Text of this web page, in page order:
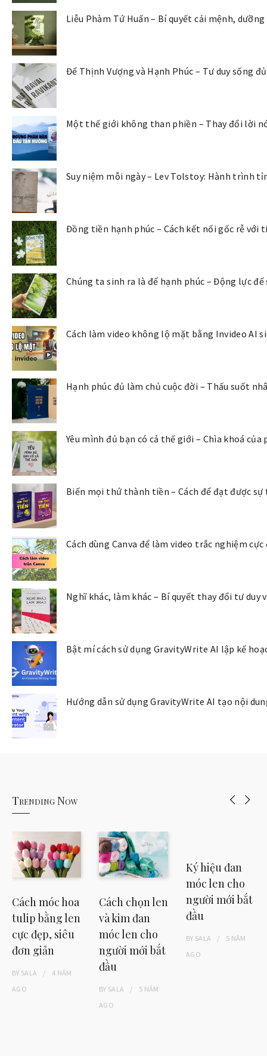
Liễu Phàm Tứ Huấn – Bí quyết cải mệnh,
Để Thịnh Vượng và Hạnh Phúc – Tư duy sống
Một thế giới không than phiền – Thay đổi lời
Suy niệm mỗi ngày – Lev Tolstoy: Hành trình
Đồng tiền hạnh phúc – Cách kết nối gốc rễ với
Chúng ta sinh ra là để hạnh phúc – Động lực
Cách làm video không lộ mặt bằng Invideo AI
Hạnh phúc đủ làm chủ cuộc đời – Thấu suốt
Yêu mình đủ bạn có cả thế giới – Chìa khoá
Biến mọi thứ thành tiền – Cách để đạt được
Cách dùng Canva để làm video trắc nghiệm
Nghĩ khác, làm khác – Bí quyết thay đổi tư duy
Bật mí cách sử dụng GravityWrite AI lập kế
Hướng dẫn sử dụng GravityWrite AI tạo nội
Trending Now
Cách móc hoa
tulip bằng len
cực đẹp, siêu
đơn giản
BY SALA
4 NĂM
AGO
Cách chọn len
và kim đan
móc len cho
người mới bắt
đầu
BY SALA
5 NĂM
AGO
Ký hiệu đan
móc len cho
người mới bắt
đầu